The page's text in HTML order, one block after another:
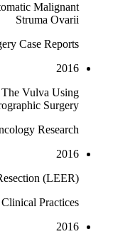
Malignant
Struma Ovarii
Case Reports
2016
The Vulva Using
Surgery
Research
2016
(LEER)
Practices
2016